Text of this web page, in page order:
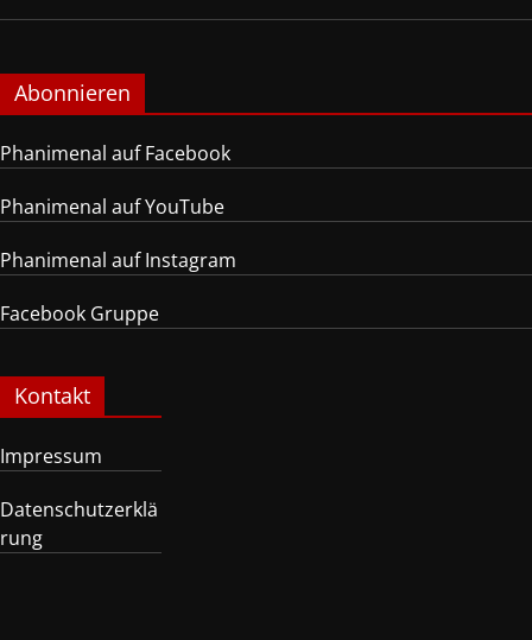
Abonnieren
Phanimenal auf Facebook
Phanimenal auf YouTube
Phanimenal auf Instagram
Facebook Gruppe
Kontakt
Impressum
Datenschutzerklä
rung